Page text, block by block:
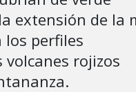
extensión de la
los perfiles
volcanes rojizos